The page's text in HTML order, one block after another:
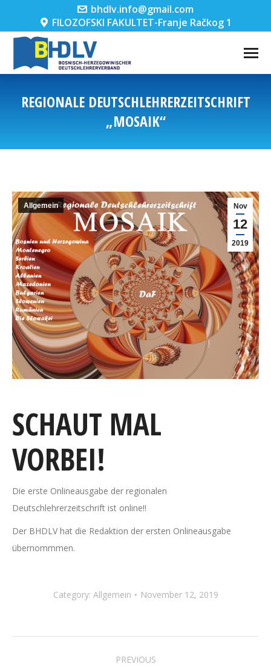
bhdlv.info@gmail.com
FILOZOFSKI FAKULTET-Franje Račkog 1
REGIONALE DEUTSCHLEHRERZEITSCHRIFT
„MOSAIK“
Nov
12
2019
Allgemein
SCHAUT MAL
VORBEI!
Die erste Onlineausgabe der regionalen
Deutschlehrerzeitschrift ist online!!
Der BHDLV hat die Redaktion der ersten Onlineausgabe
übernommmen.
Category: Allgemein November 12, 2019
PREVIOUS